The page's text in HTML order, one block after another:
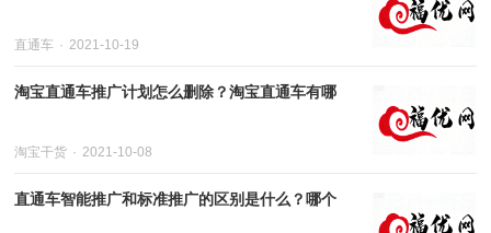
直通车 2021-10-19
淘宝直通车推广计划怎么删除？淘宝直通车有哪
淘宝干货 2021-10-08
直通车智能推广和标准推广的区别是什么？哪个